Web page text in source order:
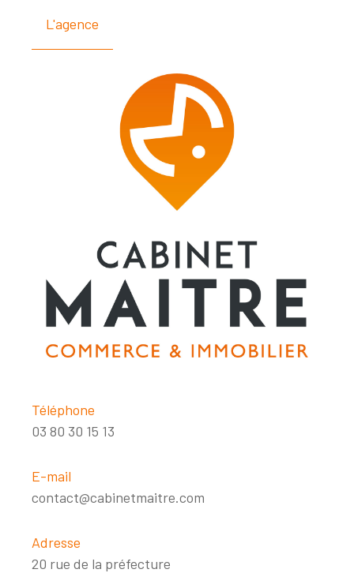
L'agence
Téléphone
03 80 30 15 13
E-mail
contact@cabinetmaitre.com
Adresse
20 rue de la préfecture